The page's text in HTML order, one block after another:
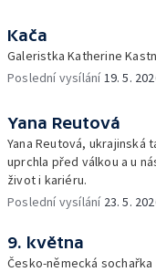
Kača
Galeristka Katherine
Poslední vysílání19. 5.
Yana Reutová
Yana Reutová, ukrajinská
uprchla před válkou a u
život i kariéru.
Poslední vysílání 23. 5.
9. května
Česko-německá